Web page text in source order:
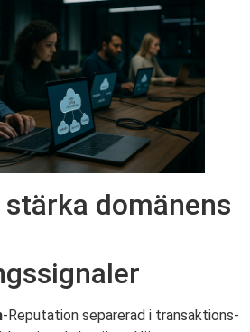
domänens
-Reputation separerad i transaktions-